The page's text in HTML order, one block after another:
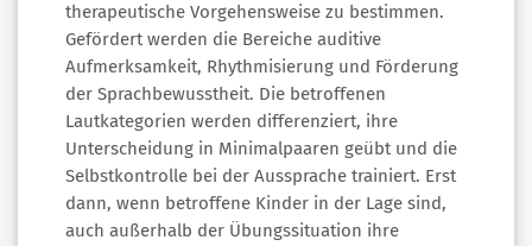
therapeutische Vorgehensweise zu bestimmen.
Gefördert werden die Bereiche auditive
Aufmerksamkeit, Rhythmisierung und Förderung
der Sprachbewusstheit. Die betroffenen
Lautkategorien werden differenziert, ihre
Unterscheidung in Minimalpaaren geübt und die
Selbstkontrolle bei der Aussprache trainiert. Erst
dann, wenn betroffene Kinder in der Lage sind,
auch außerhalb der Übungssituation ihre